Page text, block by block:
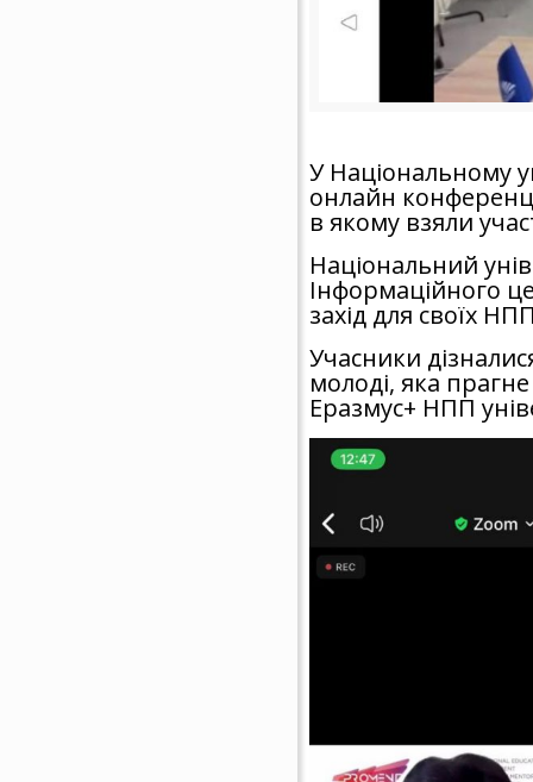
У Національному
онлайн
в якому взяли
Національний
Інформаційного
захід для своїх
Учасники
молоді, яка
Еразмус+ НПП